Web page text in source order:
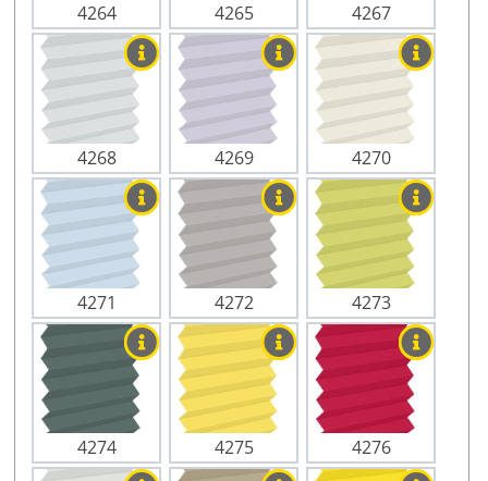
4264 4265 4267
4268 4269 4270
4271 4272 4273
4274 4275 4276